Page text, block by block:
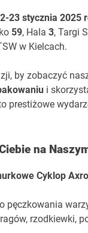
23 stycznia 2025
59, Hala3, Targi
w Kielcach.
by zobaczyć
i
prestiżowe
na
Cyklop
pęczkowania
rzodkiewki,